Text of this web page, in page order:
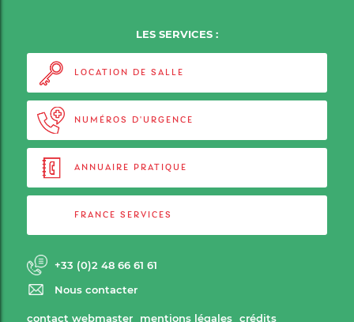
LES SERVICES :
LOCATION DE SALLE
NUMÉROS D'URGENCE
ANNUAIRE PRATIQUE
FRANCE SERVICES
+33 (0)2 48 66 61 61
Nous contacter
contact webmaster mentions légales crédits